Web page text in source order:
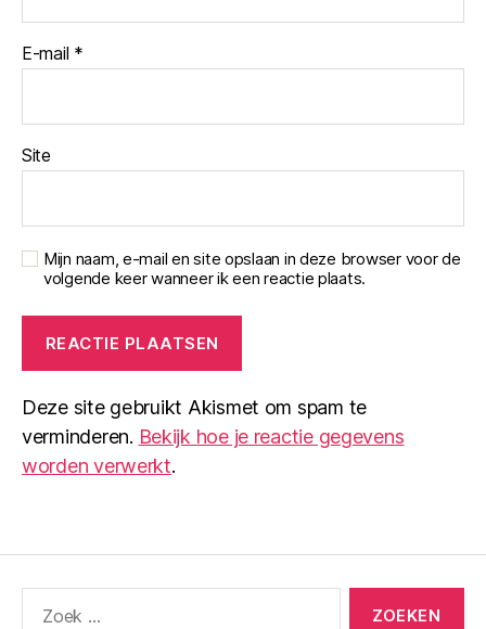
E-mail *
Site
Mijn naam, e-mail en site opslaan in deze browser voor de
volgende keer wanneer ik een reactie plaats.
Deze site gebruikt Akismet om spam te
verminderen. Bekijk hoe je reactie gegevens
worden verwerkt.
naar: